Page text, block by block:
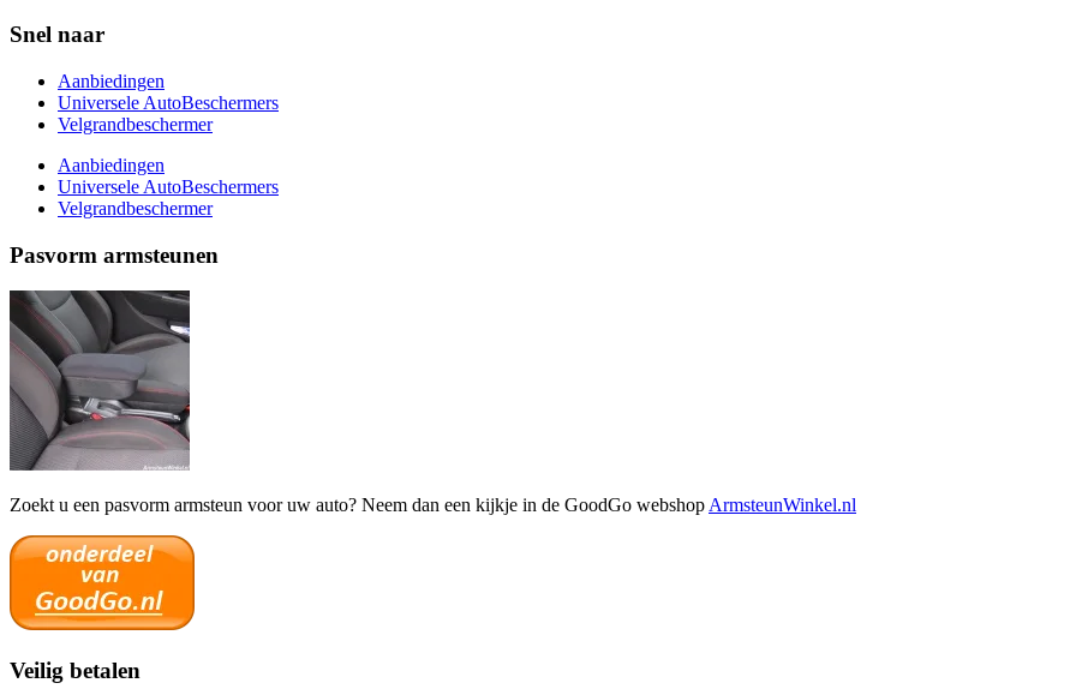
Snel naar
Aanbiedingen
Universele AutoBeschermers
Velgrandbeschermer
Aanbiedingen
Universele AutoBeschermers
Velgrandbeschermer
Pasvorm armsteunen
Zoekt u een pasvorm armsteun voor uw auto? Neem dan een kijkje in de GoodGo webshop ArmsteunWinkel.nl
Veilig betalen